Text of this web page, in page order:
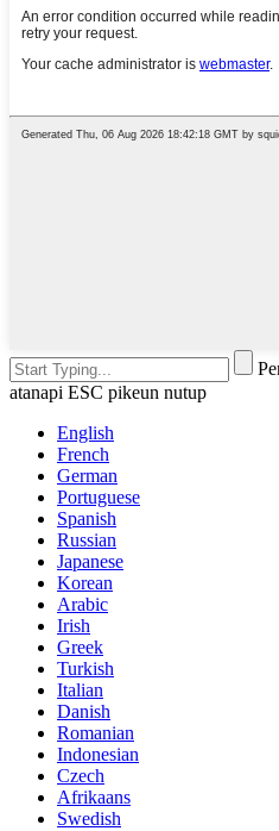
atanapi ESC pikeun nutup
English
French
German
Portuguese
Spanish
Russian
Japanese
Korean
Arabic
Irish
Greek
Turkish
Italian
Danish
Romanian
Indonesian
Czech
Afrikaans
Swedish